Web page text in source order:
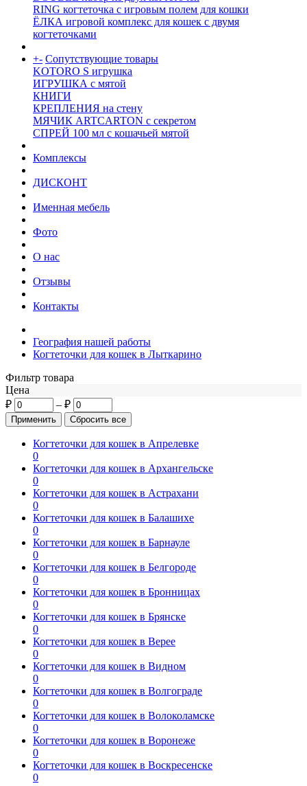
RING когтеточка c игровым полем для кошки
ЁЛКА игровой комплекс для кошек с двумя
когтеточками
+- Сопутствующие товары
KOTORO S игрушка
ИГРУШКА с мятой
КНИГИ
КРЕПЛЕНИЯ на стену
МЯЧИК ARTCARTON с секретом
СПРЕЙ 100 мл с кошачьей мятой
Комплексы
ДИСКОНТ
Именная мебель
Фото
О нас
Отзывы
Контакты
География нашей работы
Когтеточки для кошек в Лыткарино
Фильтр товара
Цена
₽
– ₽
Когтеточки для кошек в Апрелевке
0
Когтеточки для кошек в Архангельске
0
Когтеточки для кошек в Астрахани
0
Когтеточки для кошек в Балашихе
0
Когтеточки для кошек в Барнауле
0
Когтеточки для кошек в Белгороде
0
Когтеточки для кошек в Бронницах
0
Когтеточки для кошек в Брянске
0
Когтеточки для кошек в Верее
0
Когтеточки для кошек в Видном
0
Когтеточки для кошек в Волгограде
0
Когтеточки для кошек в Волоколамске
0
Когтеточки для кошек в Воронеже
0
Когтеточки для кошек в Воскресенске
0